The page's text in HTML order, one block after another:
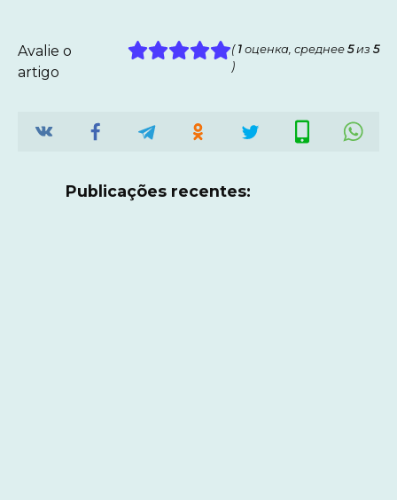
Avalie o
artigo
( 1оценка, среднее 5из 5
)
Publicações recentes: